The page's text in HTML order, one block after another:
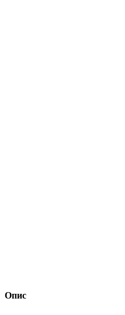
Опис